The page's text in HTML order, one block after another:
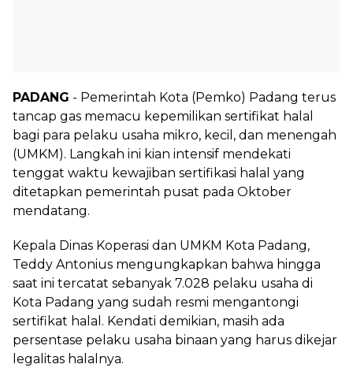
PADANG - Pemerintah Kota (Pemko) Padang terus
tancap gas memacu kepemilikan sertifikat halal
bagi para pelaku usaha mikro, kecil, dan menengah
(UMKM). Langkah ini kian intensif mendekati
tenggat waktu kewajiban sertifikasi halal yang
ditetapkan pemerintah pusat pada Oktober
mendatang.
Kepala Dinas Koperasi dan UMKM Kota Padang,
Teddy Antonius mengungkapkan bahwa hingga
saat ini tercatat sebanyak 7.028 pelaku usaha di
Kota Padang yang sudah resmi mengantongi
sertifikat halal. Kendati demikian, masih ada
persentase pelaku usaha binaan yang harus dikejar
legalitas halalnya.